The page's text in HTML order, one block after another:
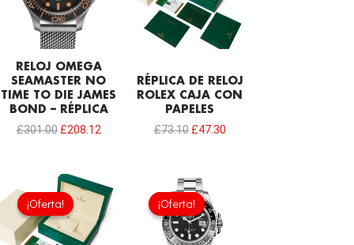
RELOJ OMEGA
SEAMASTER NO
TIME TO DIE JAMES
BOND – RÉPLICA
£301.00 £208.12
RÉPLICA DE RELOJ
ROLEX CAJA CON
PAPELES
£73.10 £47.30
¡Oferta!
¡Oferta!
El
precio
original
era:
£73.10.
El
precio
actual
es:
£55.90.
¡Oferta!
¡Oferta!